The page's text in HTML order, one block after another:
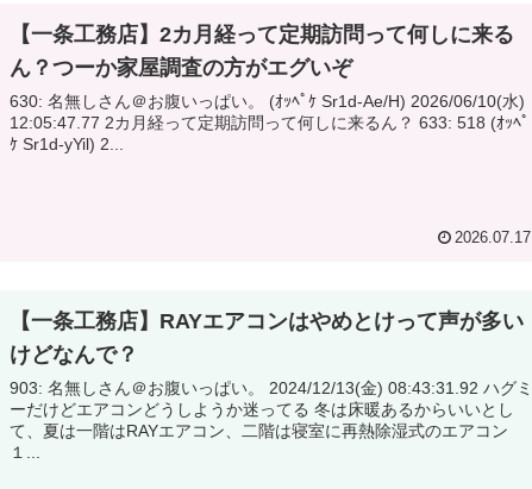
【一条工務店】2カ月経って定期訪問って何しに来る
ん？つーか家屋調査の方がエグいぞ
630: 名無しさん＠お腹いっぱい。 (ｵｯﾍﾟｹ Sr1d-Ae/H) 2026/06/10(水)
12:05:47.77 2カ月経って定期訪問って何しに来るん？ 633: 518 (ｵｯﾍﾟ
ｹ Sr1d-yYil) 2...
2026.07.17
【一条工務店】RAYエアコンはやめとけって声が多い
けどなんで？
903: 名無しさん＠お腹いっぱい。 2024/12/13(金) 08:43:31.92 ハグミ
ーだけどエアコンどうしようか迷ってる 冬は床暖あるからいいとし
て、夏は一階はRAYエアコン、二階は寝室に再熱除湿式のエアコン
１...